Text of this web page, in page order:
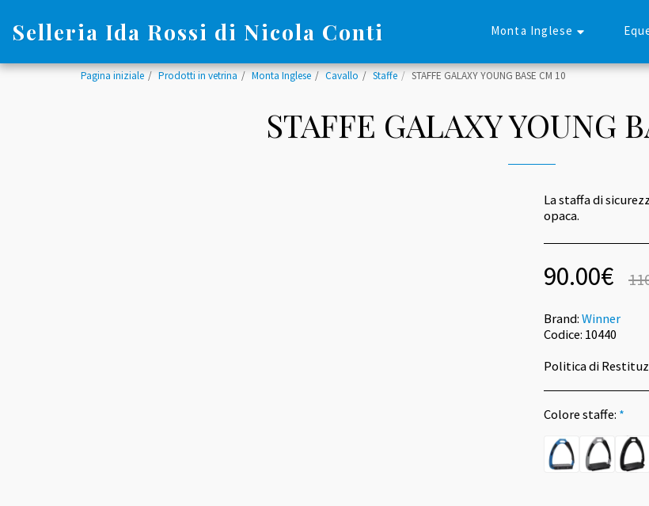
Selleria Ida Rossi di Nicola Conti Monta Inglese
Pagina iniziale Prodotti in vetrina Monta Inglese Cavallo Staffe STAFFE GALAXY YOUNG BASE CM 10
STAFFE GALAXY YOUNG
La staffa di
opaca.
90.00€
Brand:Winner
Codice: 10440
Politica di
Colore staffe: *